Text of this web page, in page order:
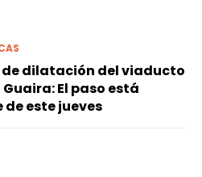
dilatación del viaducto
El paso está
este jueves